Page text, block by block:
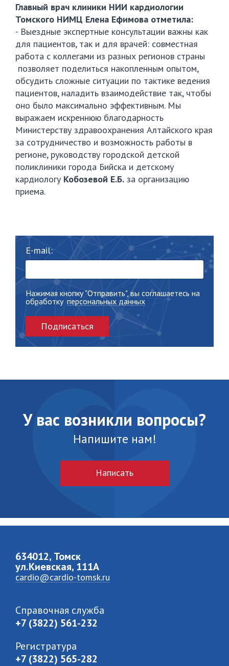
Главный врач клиники НИИ кардиологии
Томского НИМЦ Елена Ефимова отметила:
- Выездные экспертные консультации важны как
для пациентов, так и для врачей: совместная
работа с коллегами из разных регионов страны
позволяет поделиться накопленным опытом,
обсудить сложные ситуации по тактике ведения
пациентов, наладить взаимодействие так, чтобы
оно было максимально эффективным. Мы
выражаем искреннюю благодарность
Министерству здравоохранения Алтайского края
за сотрудничество и возможность работы в
регионе, руководству городской детской
поликлиники города Бийска и детскому
кардиологу Кобозевой Е.Б. за организацию
приема.
E-mail:
Нажимая кнопку "Отправить", вы соглашаетесь на
обработку персональных данных
Подписаться
У вас возникли вопросы?
Напишите нам!
Написать
634012, Томск
ул.Киевская, 111A
cardio@cardio-tomsk.ru
Справочная служба
+7 (3822) 561-232
Регистратура
+7 (3822) 565-282